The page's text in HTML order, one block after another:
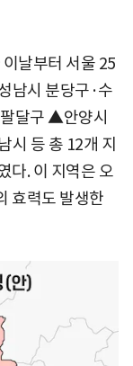
날부터 서울 25
남시 분당구·수
달구 ▲안양시
등 총 12개 지
다. 이 지역은 오
효력도 발생한